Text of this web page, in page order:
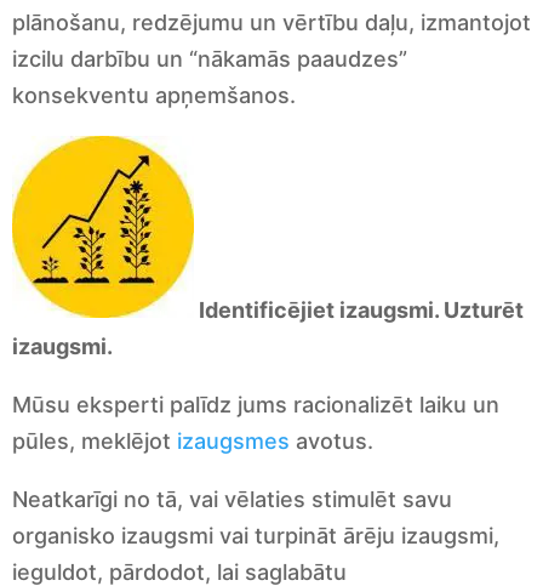
plānošanu, redzējumu un vērtību daļu, izmantojot
izcilu darbību un “nākamās paaudzes”
konsekventu apņemšanos.
Identificējiet izaugsmi. Uzturēt
izaugsmi.
Mūsu eksperti palīdz jums racionalizēt laiku un
pūles, meklējot izaugsmes avotus.
Neatkarīgi no tā, vai vēlaties stimulēt savu
organisko izaugsmi vai turpināt ārēju izaugsmi,
ieguldot, pārdodot, lai saglabātu